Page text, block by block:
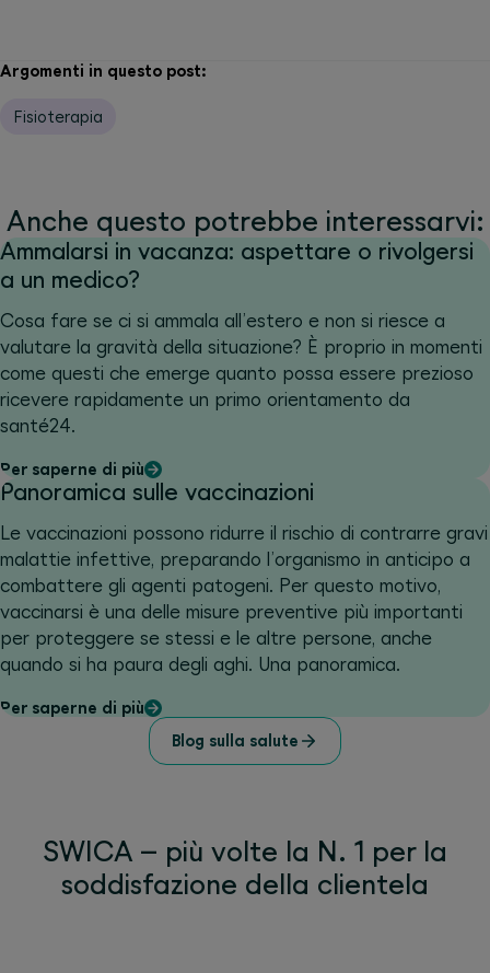
Argomenti in questo post:
Fisioterapia
Anche questo potrebbe interessarvi:
Ammalarsi in vacanza: aspettare o rivolgersi
a un medico?
Cosa fare se ci si ammala all’estero e non si riesce a
valutare la gravità della situazione? È proprio in momenti
come questi che emerge quanto possa essere prezioso
ricevere rapidamente un primo orientamento da
santé24.
Per saperne di più
Panoramica sulle vaccinazioni
Le vaccinazioni possono ridurre il rischio di contrarre gravi
malattie infettive, preparando l’organismo in anticipo a
combattere gli agenti patogeni. Per questo motivo,
vaccinarsi è una delle misure preventive più importanti
per proteggere se stessi e le altre persone, anche
quando si ha paura degli aghi. Una panoramica.
Per saperne di più
Blog sulla salute
SWICA – più volte la N. 1 per la
soddisfazione della clientela